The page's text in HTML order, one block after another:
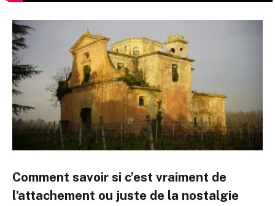
Comment savoir si c’est vraiment de
l’attachement ou juste de la nostalgie